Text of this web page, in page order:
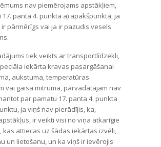
nav piemērojams apstākļiem,
17. panta 4. punkta a) apakšpunktā, ja
pārmērīgs vai ja ir pazudis vesels
tiek veikts ar transportlīdzekli,
iekārta kravas pasargāšanai
aukstuma, temperatūras
vai gaisa mitruma, pārvadātājam nav
par pamatu 17. panta 4. punkta
ja viņš nav pierādījis, ka,
ir veikti visi no viņa atkarīgie
kas attiecas uz šādas iekārtas izvēli,
un lietošanu, un ka viņš ir ievērojis